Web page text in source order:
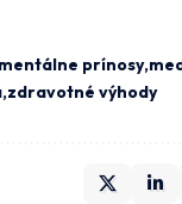
prínosy
zdravotné výhody